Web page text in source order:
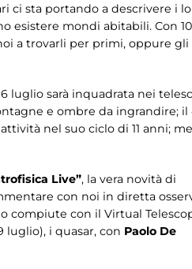
ci sta portando a descrivere i
esistere mondi abitabili. Con
a trovarli per primi, oppure gli
luglio sarà inquadrata nei
e ombre da ingrandire; il
nel suo ciclo di 11 anni;
Live”, la vera novità di
con noi in diretta
compiute con il Virtual
luglio), i quasar, con Paolo De